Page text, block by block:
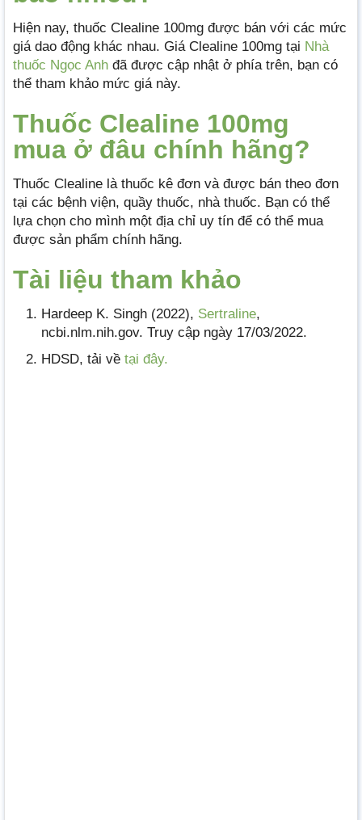
Hiện nay, thuốc Clealine 100mg được bán với các mức
giá dao động khác nhau. Giá Clealine 100mg tại Nhà
thuốc Ngọc Anh đã được cập nhật ở phía trên, bạn có
thể tham khảo mức giá này.
Thuốc Clealine 100mg
mua ở đâu chính hãng?
Thuốc Clealine là thuốc kê đơn và được bán theo đơn
tại các bệnh viện, quầy thuốc, nhà thuốc. Bạn có thể
lựa chọn cho mình một địa chỉ uy tín để có thể mua
được sản phẩm chính hãng.
Tài liệu tham khảo
Hardeep K. Singh (2022), Sertraline,
ncbi.nlm.nih.gov. Truy cập ngày 17/03/2022.
HDSD, tải về tại đây.